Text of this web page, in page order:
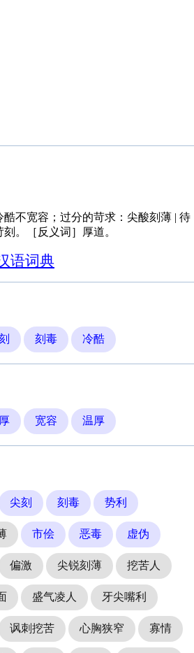
酷不宽容；过分的苛求：尖酸刻薄 | 待
。［反义词］厚道。
语词典
刻毒 冷酷
宽容 温厚
尖刻 刻毒 势利
市侩 恶毒 虚伪
偏激 尖锐刻薄 挖苦人
盛气凌人 牙尖嘴利
讽刺挖苦 心胸狭窄 寡情